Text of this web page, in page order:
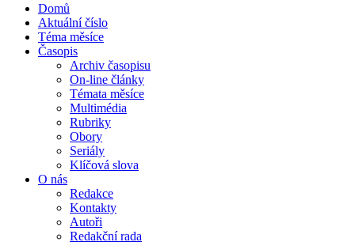
Domů
Aktuální číslo
Téma měsíce
Časopis
Archiv časopisu
On-line články
Témata měsíce
Multimédia
Rubriky
Obory
Seriály
Klíčová slova
O nás
Redakce
Kontakty
Autoři
Redakční rada